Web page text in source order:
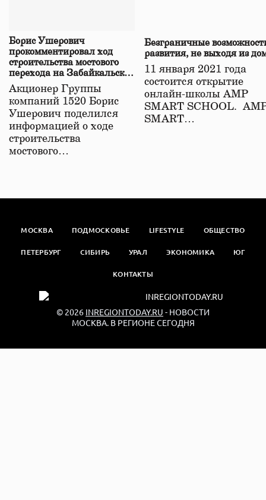
Борис Ушерович
прокомментировал ход
строительства мостового
перехода на Забайкальской
железной дороге
Акционер Группы
компаний 1520 Борис
Ушерович поделился
информацией о ходе
строительства
мостового…
Безграничные
развития, не выходя из
11 января 2021 года
состоится открытие
онлайн-школы АМР
SMART SCHOOL.
SMART…
МОСКВА ПОДМОСКОВЬЕ LIFESTYLE ОБЩЕСТВО
ПЕТЕРБУРГ СИБИРЬ УРАЛ ЭКОНОМИКА ЮГ
КОНТАКТЫ
© 2026 INREGIONTODAY.RU - НОВОСТИ
МОСКВА. В РЕГИОНЕ СЕГОДНЯ